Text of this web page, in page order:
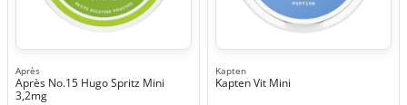
Après
Après No.15 Hugo Spritz Mini
3,2mg
Kapten
Kapten Vit Mini